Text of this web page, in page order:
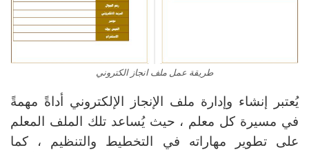
طريقة عمل ملف انجاز الكتروني
يُعتبر إنشاء وإدارة ملف الإنجاز الإلكتروني أداةً مهمةً
في مسيرة كل معلم ، حيث يُساعد تلك الملف المعلم
على تطوير مهاراته في التخطيط والتنظيم ، كما